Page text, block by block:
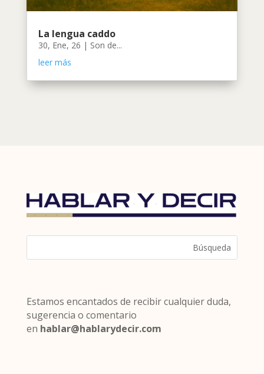
La lengua caddo
30, Ene, 26 | Son de...
leer más
Estamos encantados de recibir cualquier duda,
sugerencia o comentario
en hablar@hablarydecir.com